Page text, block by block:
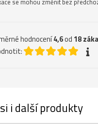
hodnocení4,6od 18
i další produkty